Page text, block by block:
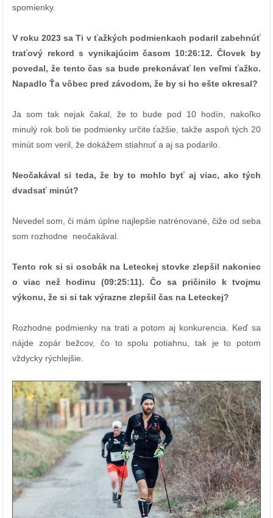
spomienky.
V roku 2023 sa Ti v ťažkých podmienkach podaril zabehnúť
traťový rekord s vynikajúcim časom 10:26:12. Človek by
povedal, že tento čas sa bude prekonávať len veľmi ťažko.
Napadlo Ťa vôbec pred závodom, že by si ho ešte okresal?
Ja som tak nejak čakal, že to bude pod 10 hodín, nakoľko
minulý rok boli tie podmienky určite ťažšie, takže aspoň tých 20
minút som veril, že dokážem stiahnuť a aj sa podarilo.
Neočakával si teda, že by to mohlo byť aj viac, ako tých
dvadsať minút?
Nevedel som, či mám úplne najlepšie natrénované, čiže od seba
som rozhodne neočakával.
Tento rok si si osobák na Leteckej stovke zlepšil nakoniec
o viac než hodinu (09:25:11). Čo sa pričinilo k tvojmu
výkonu, že si si tak výrazne zlepšil čas na Leteckej?
Rozhodne podmienky na trati a potom aj konkurencia. Keď sa
nájde zopár bežcov, čo to spolu potiahnu, tak je to potom
vždycky rýchlejšie.